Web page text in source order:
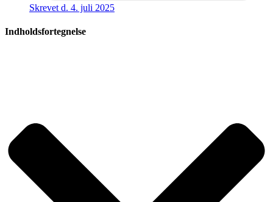
Skrevet d. 4. juli 2025
Indholdsfortegnelse